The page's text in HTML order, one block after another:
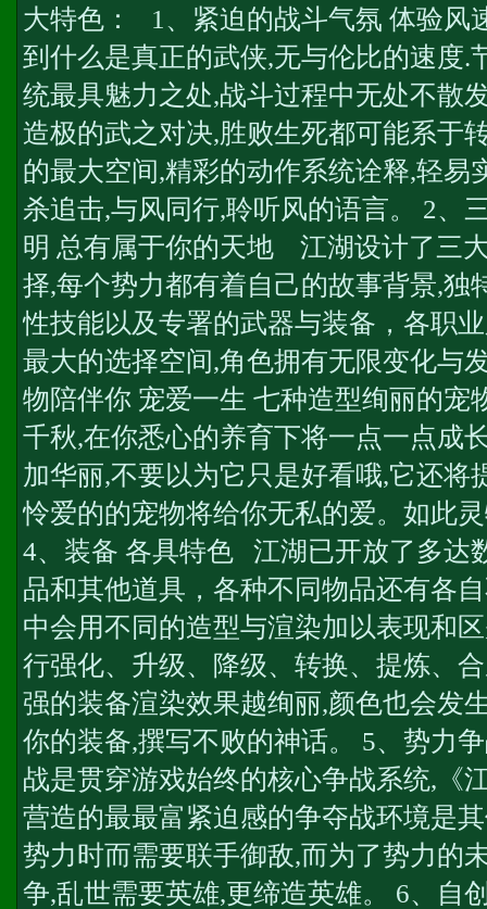
大特色： 1、紧迫的战斗气氛 体验风
到什么是真正的武侠,无与伦比的速度.
统最具魅力之处,战斗过程中无处不散
造极的武之对决,胜败生死都可能系于
的最大空间,精彩的动作系统诠释,轻易
杀追击,与风同行,聆听风的语言。 2、
明 总有属于你的天地 江湖设计了三
择,每个势力都有着自己的故事背景,独
性技能以及专署的武器与装备，各职
最大的选择空间,角色拥有无限变化与
物陪伴你 宠爱一生 七种造型绚丽的宠
千秋,在你悉心的养育下将一点一点成
加华丽,不要以为它只是好看哦,它还将
怜爱的的宠物将给你无私的爱。如此
4、装备 各具特色 江湖已开放了多达
品和其他道具，各种不同物品还有各
中会用不同的造型与渲染加以表现和
行强化、升级、降级、转换、提炼、
强的装备渲染效果越绚丽,颜色也会发
你的装备,撰写不败的神话。 5、势力
战是贯穿游戏始终的核心争战系统,《
营造的最最富紧迫感的争夺战环境是
势力时而需要联手御敌,而为了势力的
争,乱世需要英雄,更缔造英雄。 6、自